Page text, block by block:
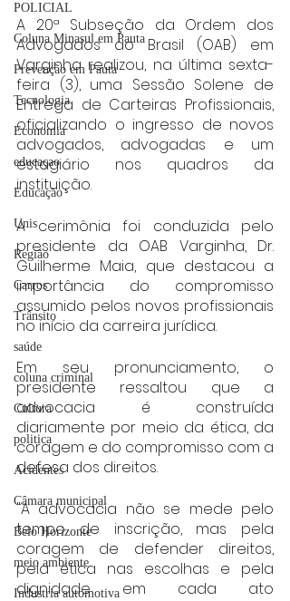
POLICIAL
Coluna Minasul em Pauta
Prevenção em Pauta
Tecnologia
Economia
educaçao
Educação
Unis
Região
Carros
Trânsito
saúde
coluna criminal
Cultura
politica
Acidentes
Câmara municipal
Belo Horizonte
meio ambiente
Industria automotiva
A 20ª Subseção da Ordem dos
Advogados do Brasil (OAB) em
Varginha realizou, na última sexta-
feira (3), uma Sessão Solene de
Entrega de Carteiras Profissionais,
oficializando o ingresso de novos
advogados, advogadas e um
estagiário nos quadros da
instituição.
A cerimônia foi conduzida pelo
presidente da OAB Varginha, Dr.
Guilherme Maia, que destacou a
importância do compromisso
assumido pelos novos profissionais
no início da carreira jurídica.
Em seu pronunciamento, o
presidente ressaltou que a
advocacia é construída
diariamente por meio da ética, da
coragem e do compromisso com a
defesa dos direitos.
"A advocacia não se mede pelo
tempo de inscrição, mas pela
coragem de defender direitos,
pela ética nas escolhas e pela
dignidade em cada ato